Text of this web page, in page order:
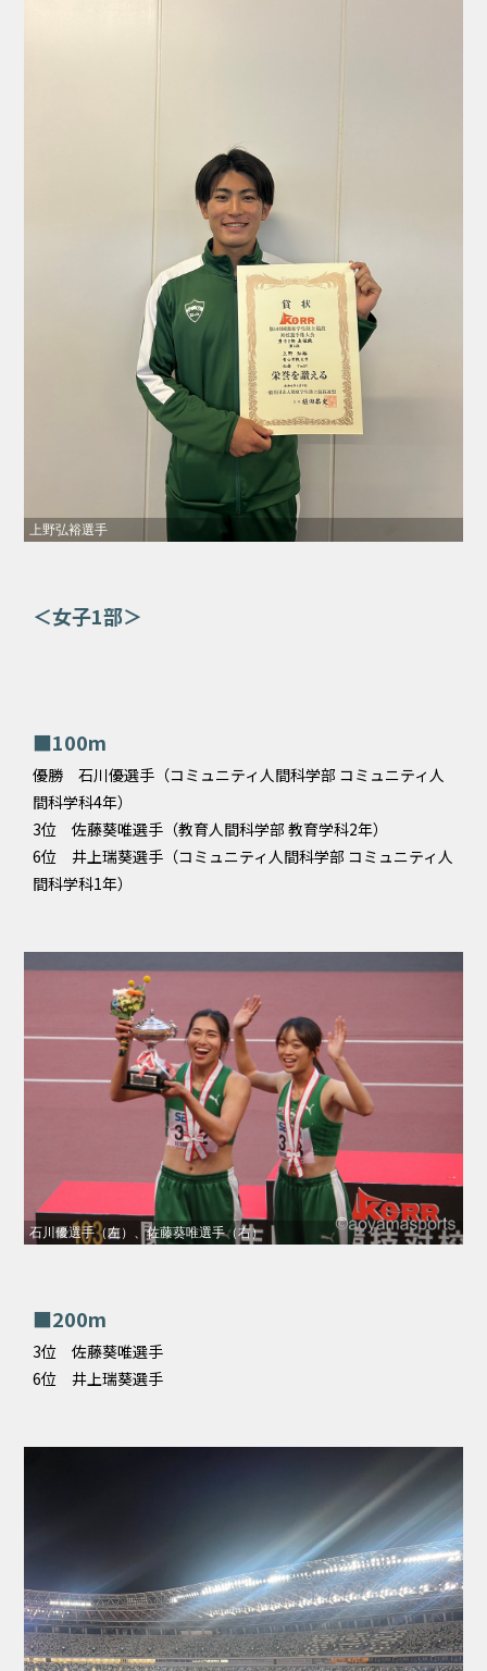
上野弘裕選手
＜女子1部＞
■100m
優勝 石川優選手（コミュニティ人間科学部 コミュニティ人
間科学科4年）
3位 佐藤葵唯選手（教育人間科学部 教育学科2年）
6位 井上瑞葵選手（コミュニティ人間科学部 コミュニティ人
間科学科1年）
石川優選手（左）、佐藤葵唯選手（右）
■200m
3位 佐藤葵唯選手
6位 井上瑞葵選手